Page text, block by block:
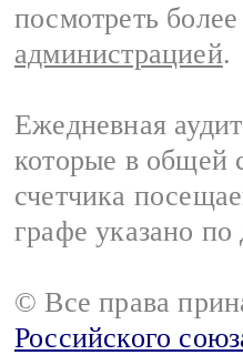
посмотреть
администрацией.
Ежедневная
которые в общей
счетчика
графе указано
© Все права
Российского